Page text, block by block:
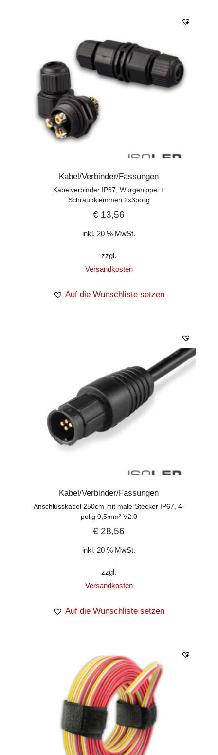
Kabel/Verbinder/Fassungen
Kabelverbinder IP67, Würgenippel +
Schraubklemmen 2x3polig
€ 13,56
inkl. 20 % MwSt.
zzgl.
Versandkosten
Auf die Wunschliste setzen
Kabel/Verbinder/Fassungen
Anschlusskabel 250cm mit male-Stecker IP67, 4-
polig 0,5mm² V2.0
€ 28,56
inkl. 20 % MwSt.
zzgl.
Versandkosten
Auf die Wunschliste setzen